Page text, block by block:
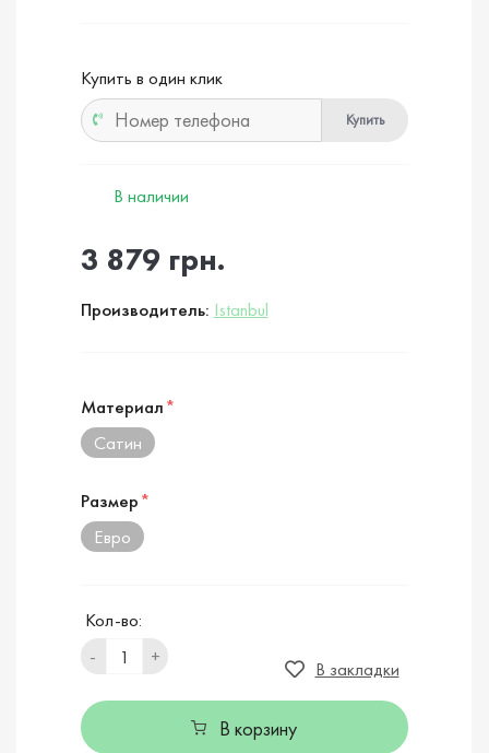
Купить в один клик
Купить
В наличии
3 879 грн.
Производитель: Istanbul
Материал*
Сатин
Размер*
Евро
Кол-во:
-
+
В закладки
В корзину